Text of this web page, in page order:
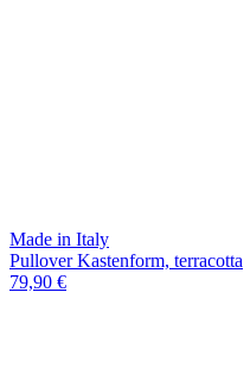
Made in Italy
Pullover Kastenform, terracotta
79,90 €